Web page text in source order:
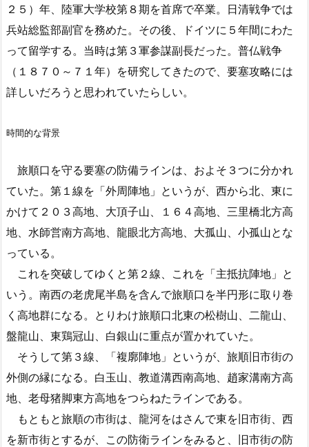
２５）年、陸軍大学校第８期を首席で卒業。日清戦争では
兵站総監部副官を務めた。その後、ドイツに５年間にわた
って留学する。当時は第３軍参謀副長だった。普仏戦争
（１８７０～７１年）を研究してきたので、要塞攻略には
詳しいだろうと思われていたらしい。
時間的な背景
旅順口を守る要塞の防備ラインは、およそ３つに分かれ
ていた。第１線を「外周陣地」というが、西から北、東に
かけて２０３高地、大頂子山、１６４高地、三里橋北方高
地、水師営南方高地、龍眼北方高地、大孤山、小孤山とな
っている。
これを突破してゆくと第２線、これを「主抵抗陣地」と
いう。南西の老虎尾半島を含んで旅順口を半円形に取り巻
く高地群になる。とりわけ旅順口北東の松樹山、二龍山、
盤龍山、東鶏冠山、白銀山に重点が置かれていた。
そうして第３線、「複廓陣地」というが、旅順旧市街の
外側の縁になる。白玉山、教道溝西南高地、趙家溝南方高
地、老母猪脚東方高地をつらねたラインである。
もともと旅順の市街は、龍河をはさんで東を旧市街、西
を新市街とするが、この防衛ラインをみると、旧市街の防